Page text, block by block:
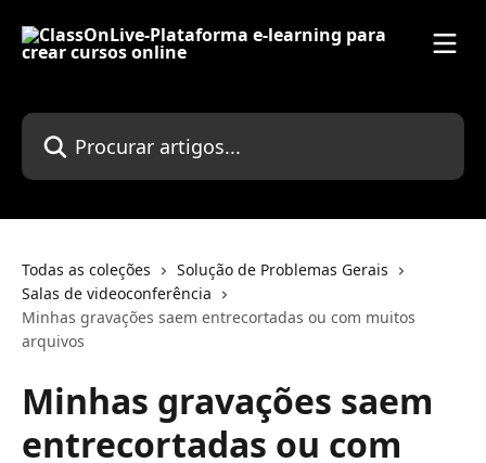
Procurar artigos...
Todas as coleções
Solução de Problemas Gerais
Salas de videoconferência
Minhas gravações saem entrecortadas ou com muitos
arquivos
Minhas gravações saem
entrecortadas ou com